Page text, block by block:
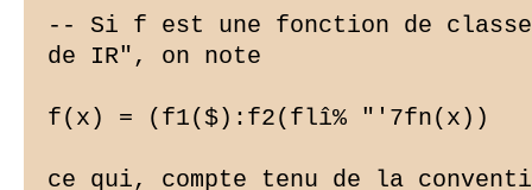
-- Si f est une fonction de
de IR", on note
f(x) = (f1($):f2(flî% "'7fn(x))
ce qui, compte tenu de la